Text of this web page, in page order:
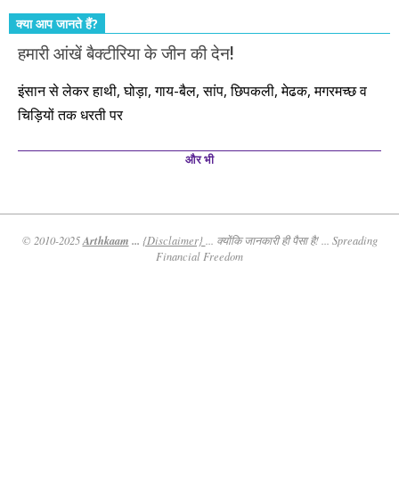
क्या आप जानते हैं?
हमारी आंखें बैक्टीरिया के जीन की देन!
इंसान से लेकर हाथी, घोड़ा, गाय-बैल, सांप, छिपकली, मेढक, मगरमच्छ व
चिड़ियों तक धरती पर
और भी
© 2010-2025Arthkaam ... {Disclaimer}
... क्योंकि जानकारी ही पैसा है! ... Spreading
Financial Freedom